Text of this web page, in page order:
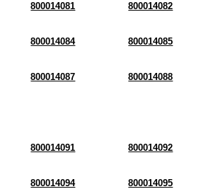
800014081 800014082
800014084 800014085
800014087 800014088
800014091 800014092
800014094 800014095